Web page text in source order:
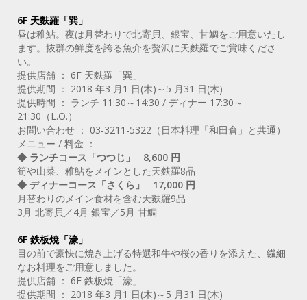
6F 天麩羅「巽」
昼は稚鮎。夜は月替わりで北寄貝、銀宝、甘鯛をご用意いたし
ます。抜群の鮮度を誇る魚介を贅沢に天麩羅でご賞味くださ
い。
提供店舗 ： 6F 天麩羅「巽」
提供期間 ： 2018 年3 月1 日(木)～5 月31 日(木)
提供時間 ： ランチ 11:30～14:30 / ディナー 17:30～
21:30（L.O.）
お問い合わせ ： 03-3211-5322（日本料理「和田倉」と共通）
メニュー / 料金 ：
◆ ランチコース「つつじ」 8,600 円
筍や山菜、稚鮎をメインとした天麩羅8品
◆ ディナーコース「さくら」 17,000 円
月替わりのメイン食材を含む天麩羅9品
3月 北寄貝／4月 銀宝／5月 甘鯛
6F 鉄板焼「濠」
目の前で豪快に焼き上げる特選和牛や桜の香りを添えた、繊細
なお料理をご用意しました。
提供店舗 ： 6F 鉄板焼「濠」
提供期間 ： 2018 年3 月1 日(木)～5 月31 日(木)